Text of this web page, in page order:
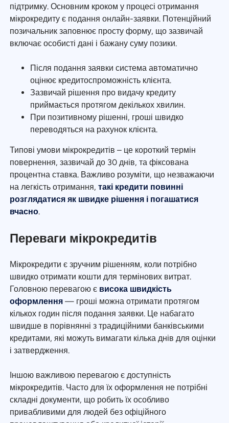
підтримку. Основним кроком у процесі отримання
мікрокредиту є подання онлайн-заявки. Потенційний
позичальник заповнює просту форму, що зазвичай
включає особисті дані і бажану суму позики.
Після подання заявки система автоматично
оцінює кредитоспроможність клієнта.
Зазвичай рішення про видачу кредиту
приймається протягом декількох хвилин.
При позитивному рішенні, гроші швидко
переводяться на рахунок клієнта.
Типові умови мікрокредитів – це короткий термін
повернення, зазвичай до 30 днів, та фіксована
процентна ставка. Важливо розуміти, що незважаючи
на легкість отримання,такі кредити повинні
розглядатися як швидке рішення і погашатися
вчасно.
Переваги мікрокредитів
Мікрокредити є зручним рішенням, коли потрібно
швидко отримати кошти для термінових витрат.
Головною перевагою є висока швидкість
оформлення — гроші можна отримати протягом
кількох годин після подання заявки. Це набагато
швидше в порівнянні з традиційними банківськими
кредитами, які можуть вимагати кілька днів для оцінки
і затвердження.
Іншою важливою перевагою є доступність
мікрокредитів. Часто для їх оформлення не потрібні
складні документи, що робить їх особливо
привабливими для людей без офіційного